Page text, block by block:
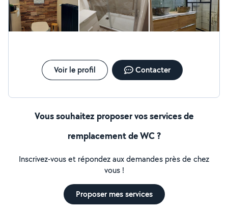
Voir le profil Contacter
Vous souhaitez proposer vos services de
remplacement de WC ?
Inscrivez-vous et répondez aux demandes près de chez
vous !
Proposer mes services